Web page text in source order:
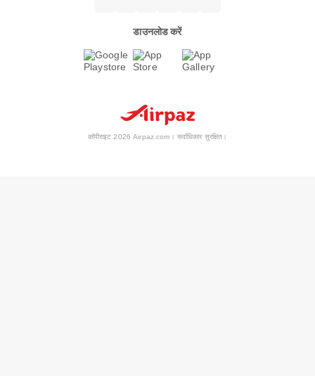
डाउनलोड करें
कॉपीराइट 2026 Airpaz.com। सर्वाधिकार सुरक्षित।